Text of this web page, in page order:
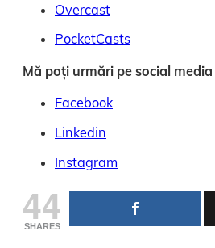
Overcast
PocketCasts
Mă poți urmări pe social media
Facebook
Linkedin
Instagram
44
SHARES